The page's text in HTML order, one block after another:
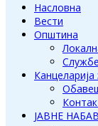
Насловна
Вести
Општина
ЈАВНЕ